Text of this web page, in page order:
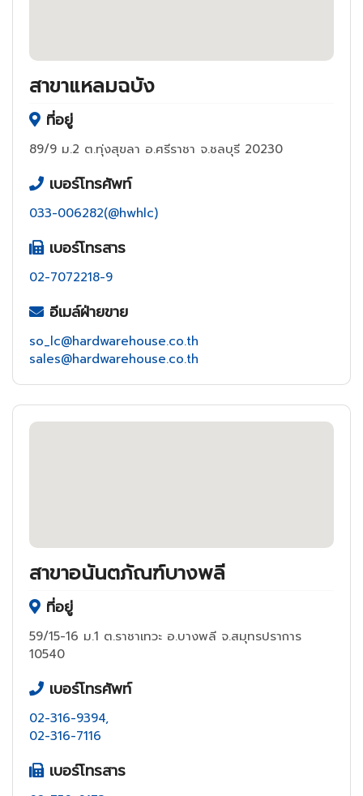
สาขาแหลมฉบัง
ที่อยู่
89/9 ม.2 ต.ทุ่งสุขลา อ.ศรีราชา จ.ชลบุรี 20230
เบอร์โทรศัพท์
033-006282(@hwhlc)
เบอร์โทรสาร
02-7072218-9
อีเมล์ฝ่ายขาย
so_lc@hardwarehouse.co.th
sales@hardwarehouse.co.th
สาขาอนันตภัณฑ์บางพลี
ที่อยู่
59/15-16 ม.1 ต.ราชาเทวะ อ.บางพลี จ.สมุทรปราการ
10540
เบอร์โทรศัพท์
02-316-9394,
02-316-7116
เบอร์โทรสาร